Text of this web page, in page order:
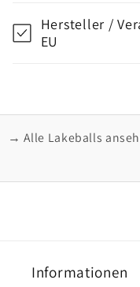
Hersteller /
EU
→ Alle Lakeballs
Informationen